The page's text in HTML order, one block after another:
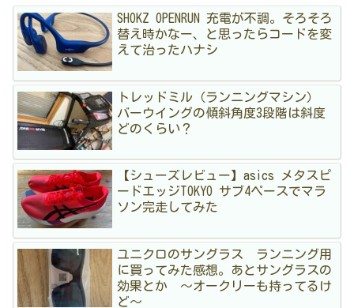
SHOKZ OPENRUN 充電が不調。そろそろ
替え時かなー、と思ったらコードを変
えて治ったハナシ
トレッドミル（ランニングマシン）
バーウイングの傾斜角度3段階は斜度
どのくらい？
【シューズレビュー】asics メタスピ
ードエッジTOKYO サブ4ペースでマラ
ソン完走してみた
ユニクロのサングラス ランニング用
に買ってみた感想。あとサングラスの
効果とか 〜オークリーも持ってるけ
ど〜